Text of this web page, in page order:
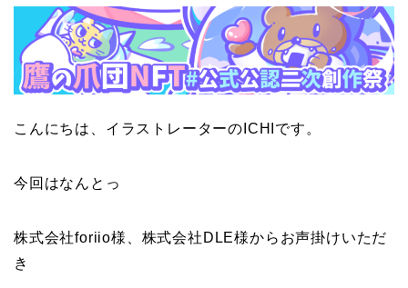
こんにちは、イラストレーターのICHIです。
今回はなんとっ
株式会社foriio様、株式会社DLE様からお声掛けいただ
き